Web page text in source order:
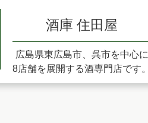
酒庫 住田屋
広島県東広島市、呉市を中心に
8店舗を展開する酒専門店です。